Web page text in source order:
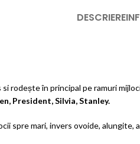
DESCRIERE
rodește în principal pe ramuri
President, Silvia, Stanley.
spre mari, invers ovoide, alungite,